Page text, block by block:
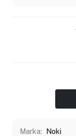
Marka:
Noki